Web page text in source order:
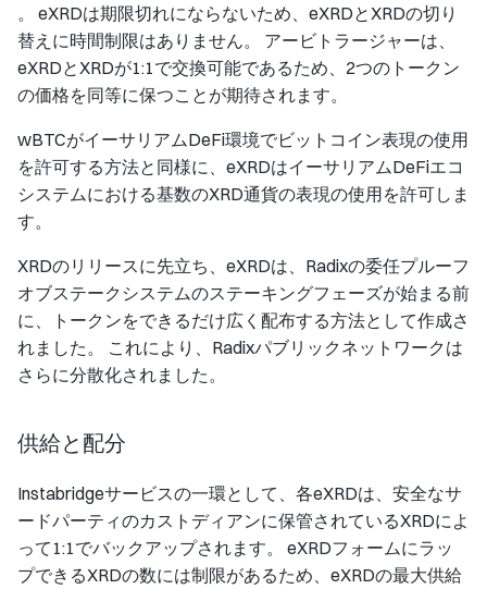
。 eXRDは期限切れにならないため、eXRDとXRDの切り
替えに時間制限はありません。 アービトラージャーは、
eXRDとXRDが1:1で交換可能であるため、2つのトークン
の価格を同等に保つことが期待されます。
wBTCがイーサリアムDeFi環境でビットコイン表現の使用
を許可する方法と同様に、eXRDはイーサリアムDeFiエコ
システムにおける基数のXRD通貨の表現の使用を許可しま
す。
XRDのリリースに先立ち、eXRDは、Radixの委任プルーフ
オブステークシステムのステーキングフェーズが始まる前
に、トークンをできるだけ広く配布する方法として作成さ
れました。 これにより、Radixパブリックネットワークは
さらに分散化されました。
供給と配分
Instabridgeサービスの一環として、各eXRDは、安全なサ
ードパーティのカストディアンに保管されているXRDによ
って1:1でバックアップされます。 eXRDフォームにラッ
プできるXRDの数には制限があるため、eXRDの最大供給